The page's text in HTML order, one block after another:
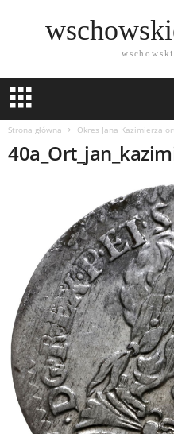
Strona główna Okres Jana Kazimierza